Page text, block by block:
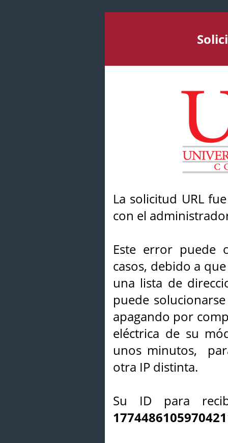
La solicitud URL
con el
Este error puede
casos, debido a
una lista de
puede
apagando por
eléctrica de su
unos minutos,
otra IP distinta.
Su ID para